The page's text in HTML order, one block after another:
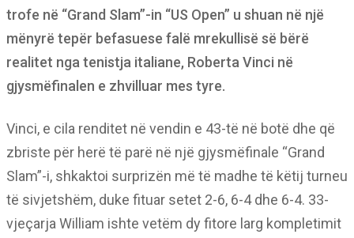
trofe në “Grand Slam”-in “US Open” u shuan në një
mënyrë tepër befasuese falë mrekullisë së bërë
realitet nga tenistja italiane, Roberta Vinci në
gjysmëfinalen e zhvilluar mes tyre.
Vinci, e cila renditet në vendin e 43-të në botë dhe që
zbriste për herë të parë në një gjysmëfinale “Grand
Slam”-i, shkaktoi surprizën më të madhe të këtij turneu
të sivjetshëm, duke fituar setet 2-6, 6-4 dhe 6-4. 33-
vjeçarja William ishte vetëm dy fitore larg kompletimit